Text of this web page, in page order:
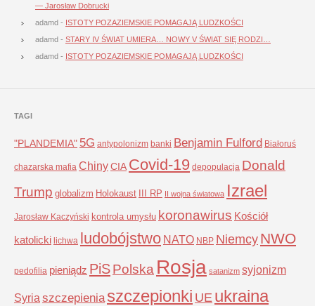
— Jarosław Dobrucki
adamd - ISTOTY POZAZIEMSKIE POMAGAJĄ LUDZKOŚCI
adamd - STARY IV ŚWIAT UMIERA… NOWY V ŚWIAT SIĘ RODZI…
adamd - ISTOTY POZAZIEMSKIE POMAGAJĄ LUDZKOŚCI
TAGI
"PLANDEMIA" 5G antypolonizm banki Benjamin Fulford Białoruś
chazarska mafia ChinyCIA Covid-19 depopulacja Donald
Trump globalizm Holokaust III RP II wojna światowa Izrael
Jarosław Kaczyński kontrola umysłu koronawirus Kościół
katolicki lichwa ludobójstwo NATO NBP NiemcyNWO
pedofilia pieniądz PiSPolska Rosja satanizm syjonizm
Syria szczepienia szczepionki UE ukraina